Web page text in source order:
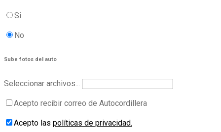
Si
No
Sube fotos del auto
Seleccionar archivos...
Acepto recibir correo de Autocordillera
Acepto las políticas de privacidad.